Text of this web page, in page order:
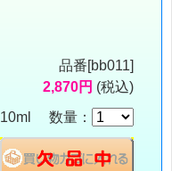
品番[bb011]
2,870円 (税込)
10ml 数量：